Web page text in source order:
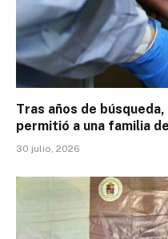
Tras años de
permitió a una familia
30 julio, 2026